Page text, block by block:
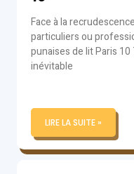
Face à la
particuliers ou
punaises de lit Paris
inévitable
LIRE LA SUITE »